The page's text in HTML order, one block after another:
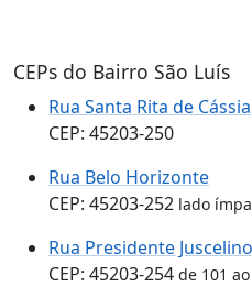
CEPs do Bairro São Luís
Rua Santa Rita de Cássia
CEP: 45203-250
Rua Belo Horizonte
CEP: 45203-252 lado
Rua Presidente
CEP: 45203-254 de 101